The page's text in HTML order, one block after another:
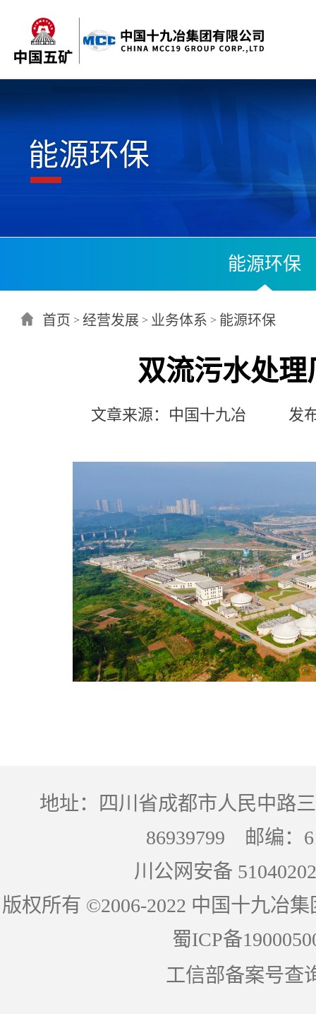
能源环保
能源环保
首页 > 经营发展 > 业务体系 > 能源环保
双流污水处理
文章来源：中国十九冶 发布
地址：四川省成都市人民中路
86939799 邮编
川公网安备
版权所有 ©2006-2022 中国十九冶
蜀ICP备
工信部备案号查